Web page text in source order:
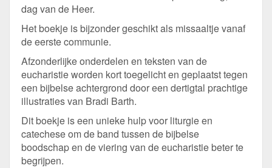
dag van de Heer.
Het boekje is bijzonder geschikt als missaaltje vanaf
de eerste communie.
Afzonderlijke onderdelen en teksten van de
eucharistie worden kort toegelicht en geplaatst tegen
een bijbelse achtergrond door een dertigtal prachtige
illustraties van Bradi Barth.
Dit boekje is een unieke hulp voor liturgie en
catechese om de band tussen de bijbelse
boodschap en de viering van de eucharistie beter te
begrijpen.